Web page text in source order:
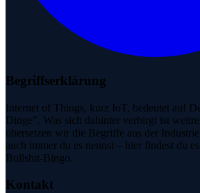
Begriffserklärung
Internet of Things, kurz IoT, bedeutet auf
Dinge". Was sich dahinter verbirgt ist
übersetzen wir die Begriffe aus der
auch immer du es nennst – hier findest du
Bullshit-Bingo.
Kontakt